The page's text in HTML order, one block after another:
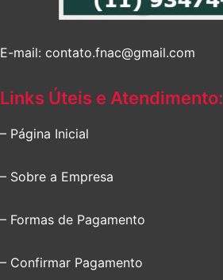
E-mail: contato.fnac@gmail.com
Links Úteis e Atendimento:
– Página Inicial
– Sobre a Empresa
– Formas de Pagamento
– Confirmar Pagamento